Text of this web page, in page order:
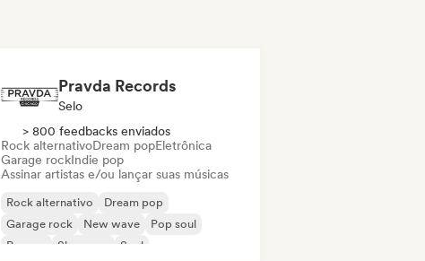
Pravda Records
Selo
> 800 feedbacks enviados
Rock alternativoDream popEletrônica
Garage rockIndie pop
Assinar artistas e/ou lançar suas músicas
Rock alternativo
Dream pop
Garage rock
New wave
Pop soul
Reggae
Shoegaze Soul